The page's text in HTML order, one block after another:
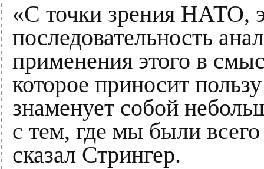
«С точки зрения НАТО,
последовательность
применения этого в
которое приносит
знаменует собой
с тем, где мы были
сказал Стрингер.